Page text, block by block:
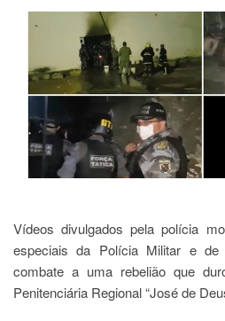
Vídeos divulgados pela polícia
especiais da Polícia Militar e de
combate a uma rebelião que
Penitenciária Regional “José de